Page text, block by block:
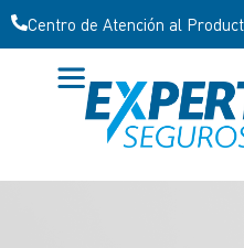
Centro de Atención al